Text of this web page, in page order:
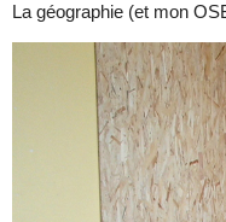
La géographie (et mon